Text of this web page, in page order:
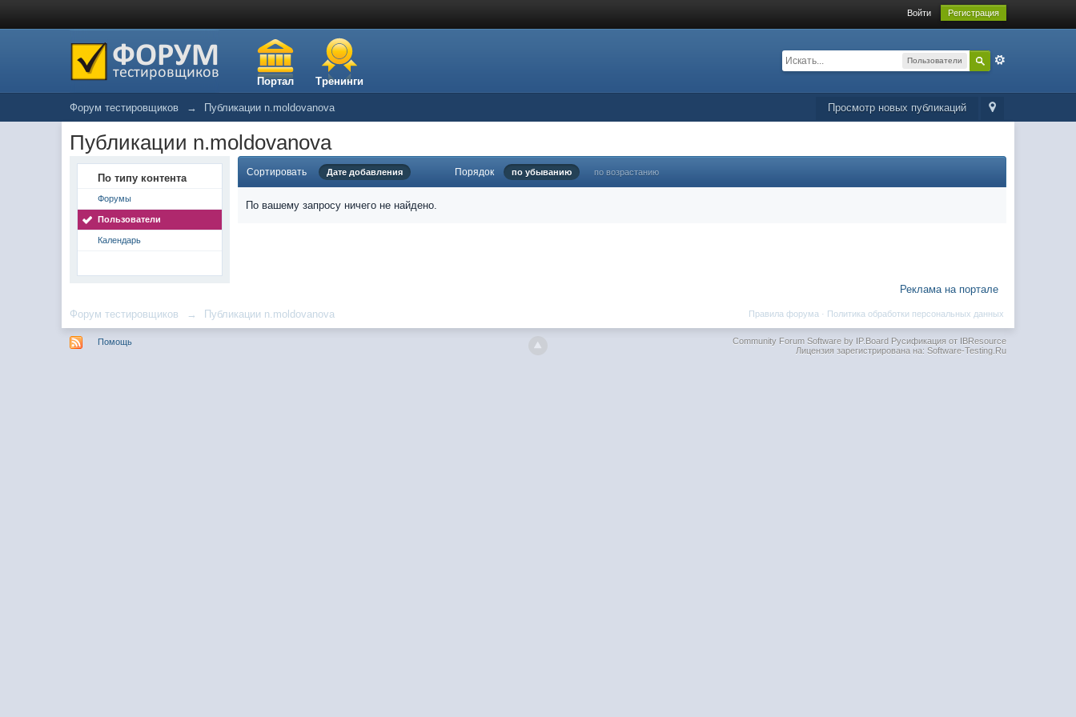
Войти Регистрация
Портал Тренинги
Пользователи
Просмотр новых публикаций
Форум тестировщиков → Публикации n.moldovanova
Публикации n.moldovanova
По типу контента
Форумы
Пользователи
Календарь
Сортировать Дате добавления Порядок по убыванию по возрастанию
По вашему запросу ничего не найдено.
Реклама на портале
Форум тестировщиков → Публикации n.moldovanova Политика обработки персональных данных
Правила форума ·
Помощь Community Forum Software by IP.BoardРусификация от IBResource
Лицензия зарегистрирована на: Software-Testing.Ru